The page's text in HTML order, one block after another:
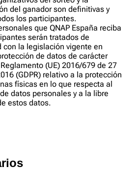
del ganador son definitivas y
los participantes.
que QNAP España reciba
serán tratados de
con la legislación vigente en
de datos de carácter
(UE) 2016/679 de 27
(GDPR) relativo a la protección
físicas en lo que respecta al
datos personales y a la libre
estos datos.